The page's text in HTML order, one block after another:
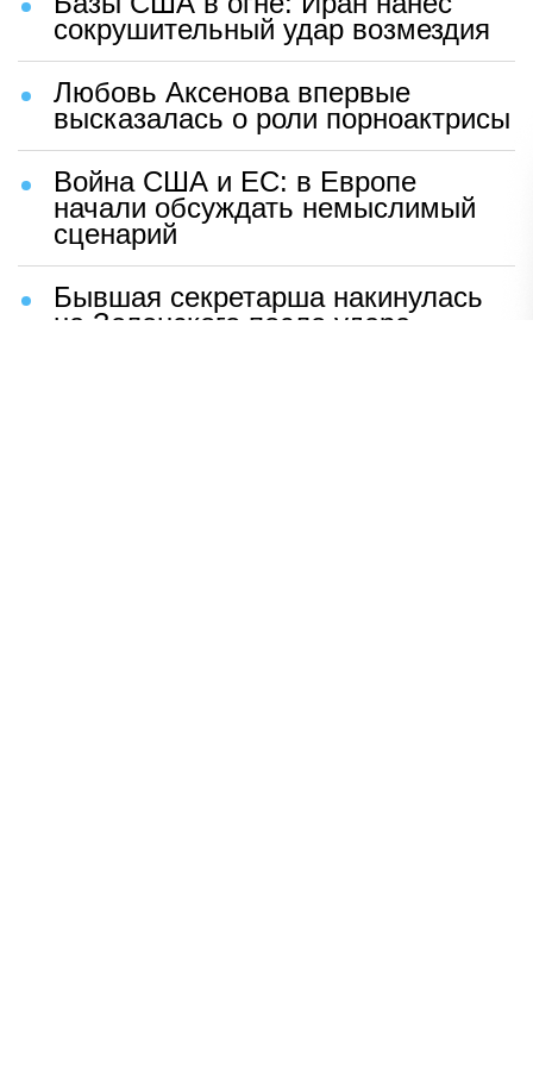
сокрушительный удар возмездия
Любовь Аксенова впервые
высказалась о роли порноактрисы
Война США и ЕС: в Европе
начали обсуждать немыслимый
сценарий
Бывшая секретарша накинулась
на Зеленского после удара